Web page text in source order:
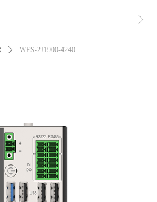
ꄲ WES-2J1900-4240
ꁕ